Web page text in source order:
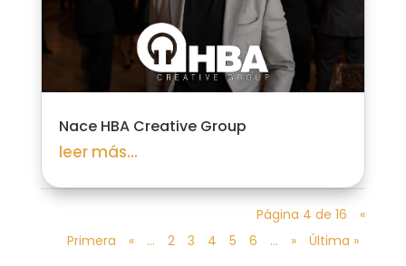
Nace HBA Creative Group
leer más...
Página 4 de 16
«
Primera
« ... 2 3 4 5 6 ... » Última »